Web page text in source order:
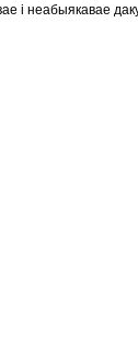
і неабыякавае